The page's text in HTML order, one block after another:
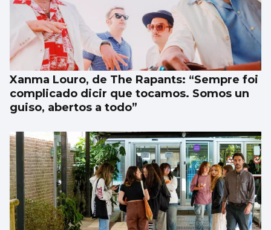
Xanma Louro, de The Rapants: “Sempre foi
complicado dicir que tocamos. Somos un
guiso, abertos a todo”